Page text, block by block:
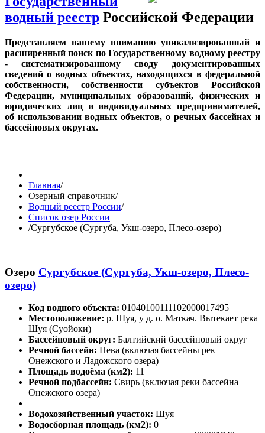
водный реестр Российской Федерации
Представляем вашему вниманию уникализированный и
расширенный поиск по Государственному водному реестру
- систематизированному своду документированных
сведений о водных объектах, находящихся в федеральной
собственности, собственности субъектов Российской
Федерации, муниципальных образований, физических и
юридических лиц и индивидуальных предпринимателей,
об использовании водных объектов, о речных бассейнах и
бассейновых округах.
Главная/
Озерный справочник/
Водный реестр России/
Список озер России
/Сургубское (Сургуба, Укш-озеро, Плесо-озеро)
Озеро Сургубское (Сургуба, Укш-озеро, Плесо-
озеро)
Код водного объекта: 01040100111102000017495
Местоположение: р. Шуя, у д. о. Маткач. Вытекает река
Шуя (Суойоки)
Бассейновый округ: Балтийский бассейновый округ
Речной бассейн: Нева (включая бассейны рек
Онежского и Ладожского озера)
Площадь водоёма (км2): 11
Речной подбассейн: Свирь (включая реки бассейна
Онежского озера)
Водохозяйственный участок: Шуя
Водосборная площадь (км2): 0